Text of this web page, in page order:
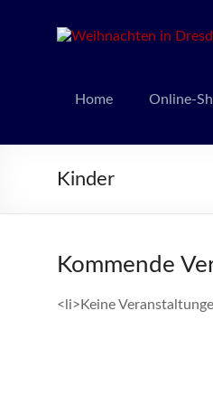
Home Online-
Kinder
Kommende
<li>Keine